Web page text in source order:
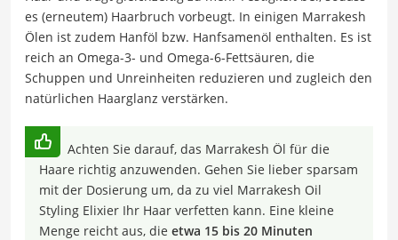
es (erneutem) Haarbruch vorbeugt. In einigen Marrakesh
Ölen ist zudem Hanföl bzw. Hanfsamenöl enthalten. Es ist
reich an Omega-3- und Omega-6-Fettsäuren, die
Schuppen und Unreinheiten reduzieren und zugleich den
natürlichen Haarglanz verstärken.
Achten Sie darauf, das Marrakesh Öl für die
Haare richtig anzuwenden. Gehen Sie lieber sparsam
mit der Dosierung um, da zu viel Marrakesh Oil
Styling Elixier Ihr Haar verfetten kann. Eine kleine
Menge reicht aus, die etwa 15 bis 20 Minuten